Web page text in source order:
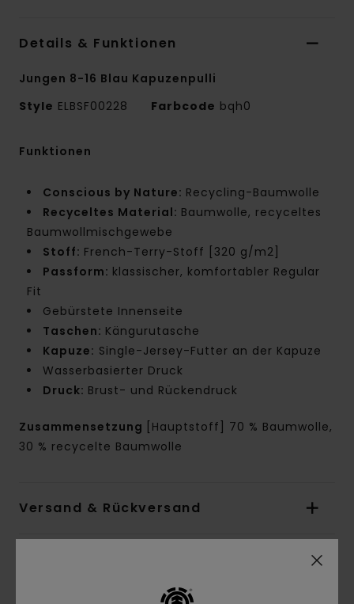
Details & Funktionen
Jungen 8-16 Blau Kapuzenpulli
Style ELBSF00228 Farbcode bqh0
Funktionen
Conscious by Nature: Recycling-Baumwolle
Recyceltes Material: Baumwolle, recyceltes
Baumwollmischgewebe
Stoff: French-Terry-Stoff [320 g/m2]
Passform: klassischer, komfortabler Regular
Fit
Gebürstete Innenseite
Taschen: Kängurutasche
Kapuze: Single-Jersey-Futter an der Kapuze
Wasserbasierter Druck
Druck: Brust- und Rückendruck
Zusammensetzung
[Hauptstoff] 70 % Baumwolle,
30 % recycelte Baumwolle
Versand & Rückversand